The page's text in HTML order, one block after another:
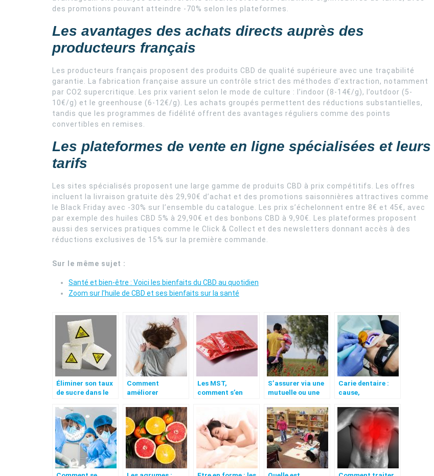
des promotions pouvant atteindre -70% selon les plateformes.
Les avantages des achats directs auprès des
producteurs français
Les producteurs français proposent des produits CBD de qualité supérieure avec une traçabilité
garantie. La fabrication française assure un contrôle strict des méthodes d’extraction, notamment
par CO2 supercritique. Les prix varient selon le mode de culture : l’indoor (8-14€/g), l’outdoor (5-
10€/g) et le greenhouse (6-12€/g). Les achats groupés permettent des réductions substantielles,
tandis que les programmes de fidélité offrent des avantages réguliers comme des points
convertibles en remises.
Les plateformes de vente en ligne spécialisées et leurs
tarifs
Les sites spécialisés proposent une large gamme de produits CBD à prix compétitifs. Les offres
incluent la livraison gratuite dès 29,90€ d’achat et des promotions saisonnières attractives comme
le Black Friday avec -30% sur l’ensemble du catalogue. Les prix s’échelonnent entre 8€ et 45€, avec
par exemple des huiles CBD 5% à 29,90€ et des bonbons CBD à 9,90€. Les plateformes proposent
aussi des services pratiques comme le Click & Collect et des newsletters donnant accès à des
réductions exclusives de 15% sur la première commande.
Sur le même sujet :
Santé et bien-être : Voici les bienfaits du CBD au quotidien
Zoom sur l’huile de CBD et ses bienfaits sur la santé
Éliminer son taux
de sucre dans le
à court terme
Comment
améliorer
l’allaitement ?
Les MST,
comment s’en
S’assurer via une
mutuelle ou une
d’assurance ?
Carie dentaire :
cause,
traitement.